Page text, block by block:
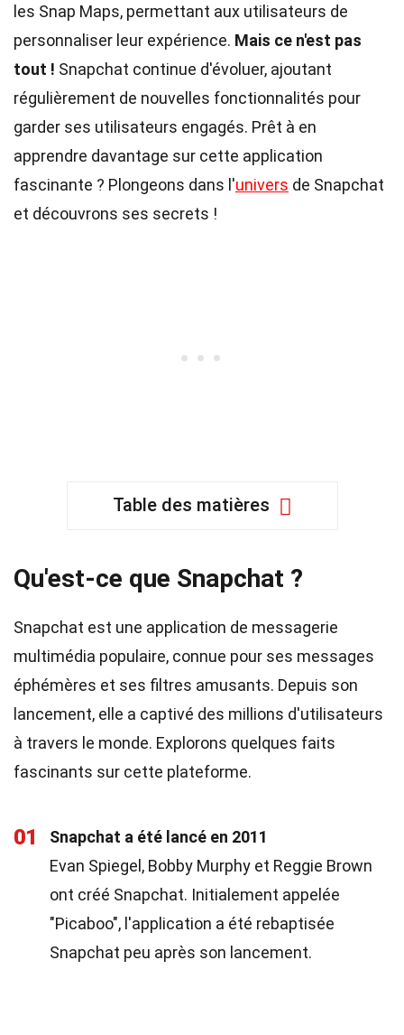
les Snap Maps, permettant aux utilisateurs de
personnaliser leur expérience. Mais ce n'est pas
tout ! Snapchat continue d'évoluer, ajoutant
régulièrement de nouvelles fonctionnalités pour
garder ses utilisateurs engagés. Prêt à en
apprendre davantage sur cette application
fascinante ? Plongeons dans l'univers de Snapchat
et découvrons ses secrets !
Table des matières
Qu'est-ce que Snapchat ?
Snapchat est une application de messagerie
multimédia populaire, connue pour ses messages
éphémères et ses filtres amusants. Depuis son
lancement, elle a captivé des millions d'utilisateurs
à travers le monde. Explorons quelques faits
fascinants sur cette plateforme.
01
Snapchat a été lancé en 2011
Evan Spiegel, Bobby Murphy et Reggie Brown
ont créé Snapchat. Initialement appelée
"Picaboo", l'application a été rebaptisée
Snapchat peu après son lancement.